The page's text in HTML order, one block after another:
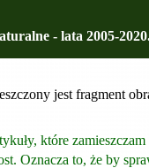
- lata 2005-
jest fragment
które
Oznacza to, że by